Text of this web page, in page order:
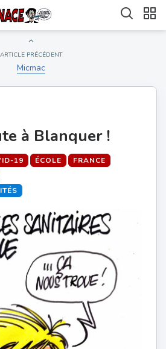
ARTICLE PRÉCÉDENT
Micmac
à Blanquer !
19 ÉCOLE
FRANCE